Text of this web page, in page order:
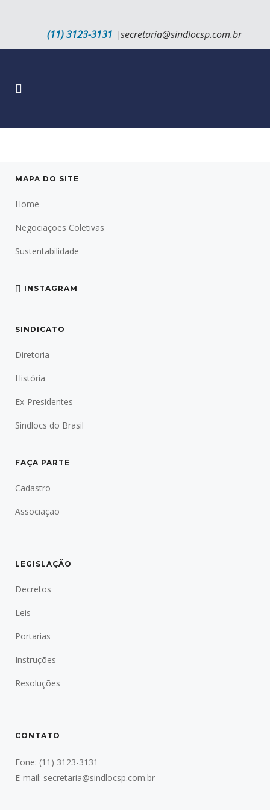
(11) 3123-3131 |secretaria@sindlocsp.com.br
MAPA DO SITE
Home
Negociações Coletivas
Sustentabilidade
INSTAGRAM
SINDICATO
Diretoria
História
Ex-Presidentes
Sindlocs do Brasil
FAÇA PARTE
Cadastro
Associação
LEGISLAÇÃO
Decretos
Leis
Portarias
Instruções
Resoluções
CONTATO
Fone: (11) 3123-3131
E-mail: secretaria@sindlocsp.com.br